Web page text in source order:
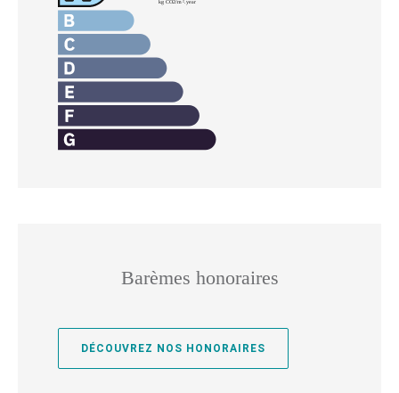
Barèmes honoraires
DÉCOUVREZ NOS HONORAIRES